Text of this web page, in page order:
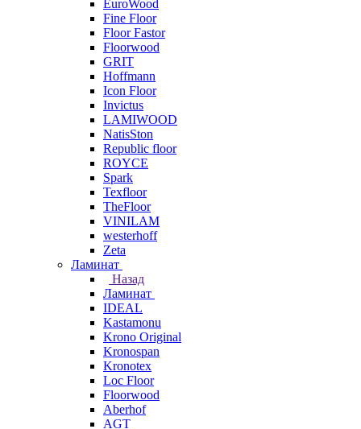
EuroWood
Fine Floor
Floor Fastor
Floorwood
GRIT
Hoffmann
Icon Floor
Invictus
LAMIWOOD
NatisSton
Republic floor
ROYCE
Spark
Texfloor
TheFloor
VINILAM
westerhoff
Zeta
Ламинат
Назад
Ламинат
IDEAL
Kastamonu
Krono Original
Kronospan
Kronotex
Loc Floor
Floorwood
Aberhof
AGT